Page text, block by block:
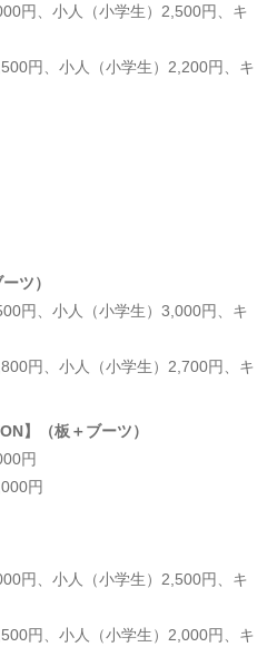
円、小人（小学生）2,500円、キ
円、小人（小学生）2,200円、キ
ツ）
円、小人（小学生）3,000円、キ
円、小人（小学生）2,700円、キ
】（板＋ブーツ）
円
円
円、小人（小学生）2,500円、キ
円、小人（小学生）2,000円、キ